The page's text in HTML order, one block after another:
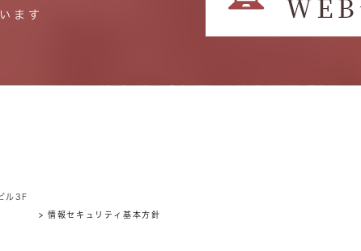
ます
ル3F
> 情報セキュリティ基本方針